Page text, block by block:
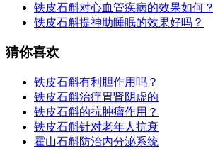
铁皮石斛对心血管疾病的效果如何？
铁皮石斛提神助睡眠的效果好吗？
猜你喜欢
铁皮石斛有利胆作用吗？
铁皮石斛治疗胃肾阴虚的
铁皮石斛的抗肿瘤作用？
铁皮石斛针对老年人抗衰
霍山石斛防治内分泌系统